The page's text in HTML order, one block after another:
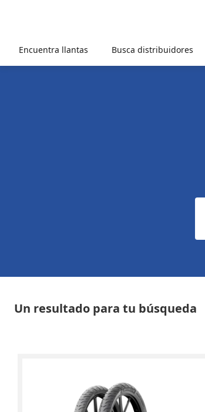
Encuentra llantas Busca distribuidores
Un resultado para tu búsqueda